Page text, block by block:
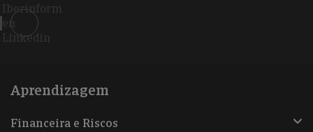
Iberinform
en
Linkedin
Aprendizagem
Financeira e Riscos